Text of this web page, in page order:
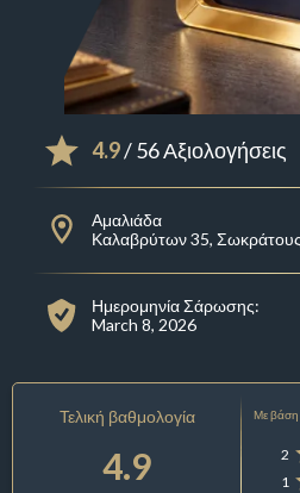
4.9/ 56 Αξιολογήσεις
Αμαλιάδα
Καλαβρύτων 35,
Ημερομηνία Σάρωσης:
March 8, 2026
Τελική βαθμολογία
4.9
Με βάση
2
1